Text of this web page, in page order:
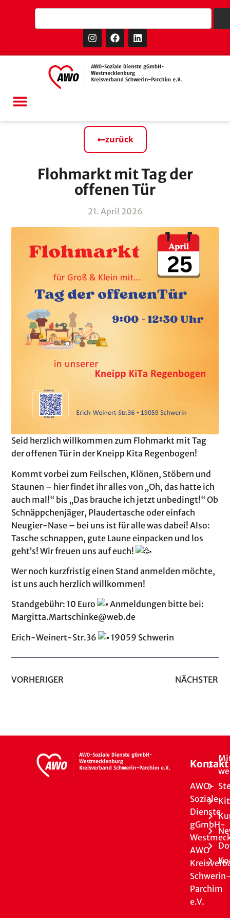
zurück
Flohmarkt mit Tag der
offenen Tür
21. April 2026
Seid herzlich willkommen zum Flohmarkt mit Tag
der offenen Tür in der Kneipp Kita Regenbogen!
Kommt vorbei zum Feilschen, Klönen, Stöbern und
Staunen – hier findet ihr alles von „Oh, das hatte ich
auch mal!“ bis „Das brauche ich jetzt unbedingt!“ Ob
Schnäppchenjäger, Plaudertasche oder einfach
Neugier-Nase – bei uns ist für alle was dabei! Also:
Tasche schnappen, gute Laune einpacken und los
geht’s! Wir freuen uns auf euch!
Wer noch kurzfristig einen Stand anmelden möchte,
ist uns auch herzlich willkommen!
Standgebühr: 10 Euro
Anmeldungen bitte bei:
Margitta.Martschinke@web.de
Erich-Weinert-Str.36
19059 Schwerin
VORHERIGER NÄCHSTER
Kontakt
AWO-
Soziale
Dienste
gGmbH-
AWO
Parchim
e.V.